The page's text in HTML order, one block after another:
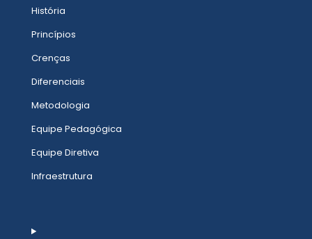
História
Princípios
Crenças
Diferenciais
Metodologia
Equipe Pedagógica
Equipe Diretiva
Infraestrutura